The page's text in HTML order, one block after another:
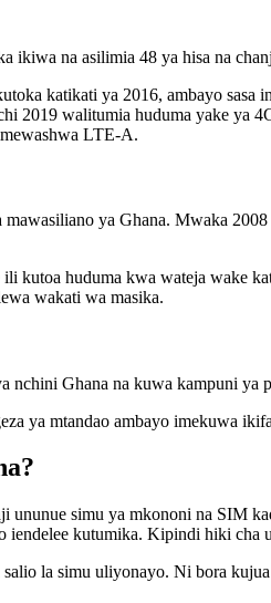
na asilimia 48 ya hisa na
katikati ya 2016, ambayo
2019 walitumia huduma yake ya
LTE-A.
ya Ghana. Mwaka
kutoa huduma kwa wateja wake
wakati wa masika.
Ghana na kuwa kampuni
ya mtandao ambayo imekuwa
simu ya mkononi na SIM
kutumika. Kipindi hiki cha
la simu uliyonayo. Ni bora